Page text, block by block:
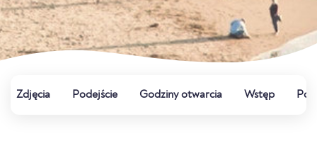
Zdjęcia Podejście Godziny otwarcia Wstęp